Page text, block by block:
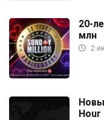
20-
млн
2
Hour